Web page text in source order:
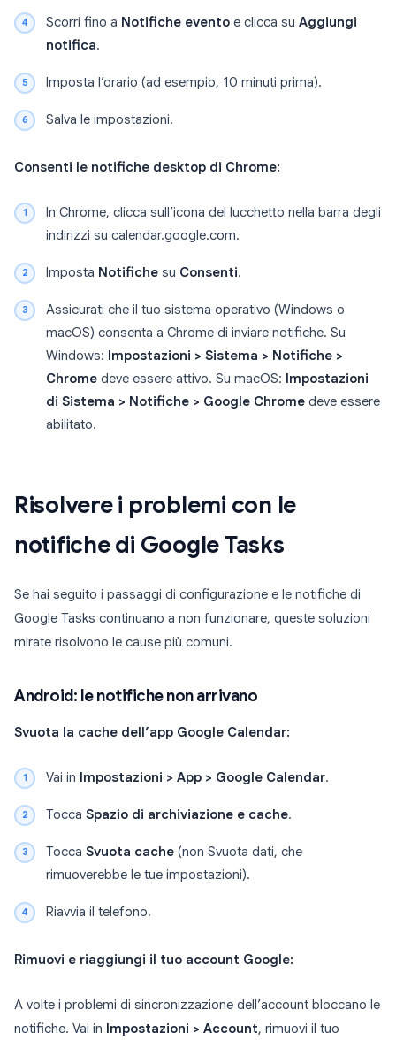
Scorri fino a Notifiche evento e clicca su Aggiungi
notifica.
Imposta l’orario (ad esempio, 10 minuti prima).
Salva le impostazioni.
Consenti le notifiche desktop di Chrome:
In Chrome, clicca sull’icona del lucchetto nella barra degli
indirizzi su calendar.google.com.
Imposta Notifiche su Consenti.
Assicurati che il tuo sistema operativo (Windows o
macOS) consenta a Chrome di inviare notifiche. Su
Windows: Impostazioni > Sistema > Notifiche >
Chrome deve essere attivo. Su macOS: Impostazioni
di Sistema > Notifiche > Google Chrome deve essere
abilitato.
Risolvere i problemi con le
notifiche di Google Tasks
Se hai seguito i passaggi di configurazione e le notifiche di
Google Tasks continuano a non funzionare, queste soluzioni
mirate risolvono le cause più comuni.
Android: le notifiche non arrivano
Svuota la cache dell’app Google Calendar:
Vai in Impostazioni > App > Google Calendar.
Tocca Spazio di archiviazione e cache.
Tocca Svuota cache (non Svuota dati, che
rimuoverebbe le tue impostazioni).
Riavvia il telefono.
Rimuovi e riaggiungi il tuo account Google:
A volte i problemi di sincronizzazione dell’account bloccano le
notifiche. Vai in Impostazioni > Account, rimuovi il tuo